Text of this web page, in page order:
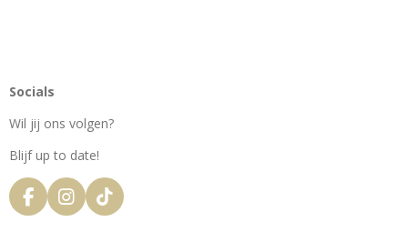
Socials
Wil jij ons volgen?
Blijf up to date!
F
a
I
n
T
i